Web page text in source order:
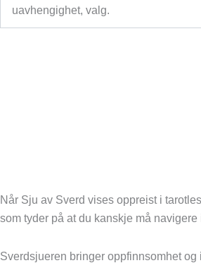
uavhengighet, valg.
Når Sju av Sverd vises oppreist i
som tyder på at du kanskje må
Sverdsjueren bringer oppfinnsomhet